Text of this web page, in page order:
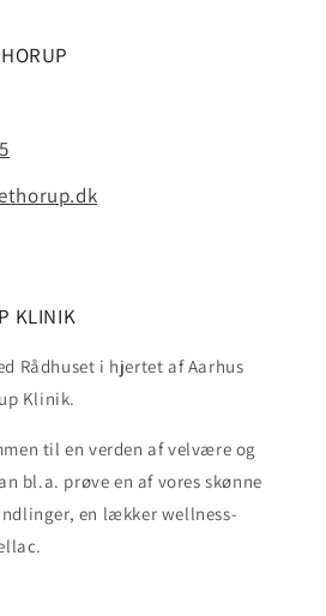
KLINIK
Rådhuset i hjertet af Aarhus
Klinik.
til en verden af velvære og
bl.a. prøve en af vores skønne
en lækker wellness-